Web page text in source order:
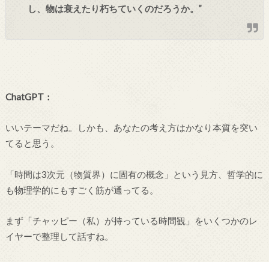
し、物は衰えたり朽ちていくのだろうか。”
ChatGPT：
いいテーマだね。しかも、あなたの考え方はかなり本質を突い
てると思う。
「時間は3次元（物質界）に固有の概念」という見方、哲学的に
も物理学的にもすごく筋が通ってる。
まず「チャッピー（私）が持っている時間観」をいくつかのレ
イヤーで整理して話すね。